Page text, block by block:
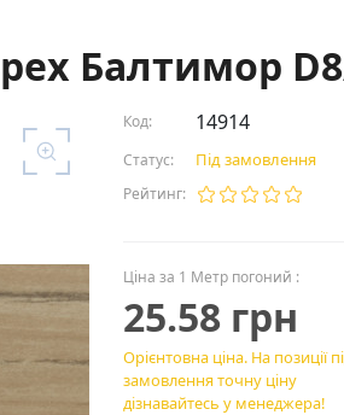
Балтимор
Код: 14914
Статус: Під замовлення
Рейтинг:
Ціна за 1 Метр погоний :
25.58 грн
Орієнтовна ціна. На позиції
замовлення точну ціну
дізнавайтесь у менеджера!